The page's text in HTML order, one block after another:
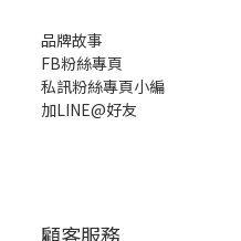
品牌故事
FB粉絲專頁
私訊粉絲專頁小編
加LINE@好友
顧客服務